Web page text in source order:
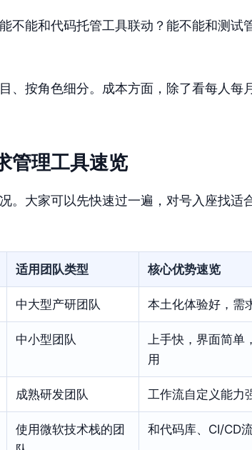
不能和代码托管工具联动？能不能和测试
、按角色细分。成本方面，除了看每人每
管理工具速览
。大家可以先快速过一遍，对号入座找适
适用团队类型 核心优势速览
中大型产研团队 本土化体验好，需
中小型团队
上手快，界面简
用
成熟研发团队 工作流自定义能力
使用微软技术栈的团
和代码库、CI/CD